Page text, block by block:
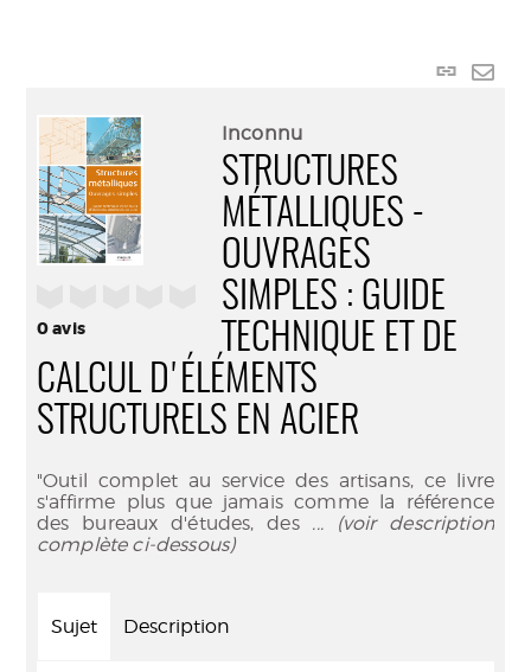
Lien
0avis
Inconnu
STRUCTURES
MÉTALLIQUES -
OUVRAGES
SIMPLES : GUIDE
TECHNIQUE ET DE
CALCUL D'ÉLÉMENTS
STRUCTURELS EN ACIER
"Outil complet au service des artisans, ce livre
s'affirme plus que jamais comme la référence
des bureaux d'études, des ... (voir description
complète ci-dessous)
Sujet Description